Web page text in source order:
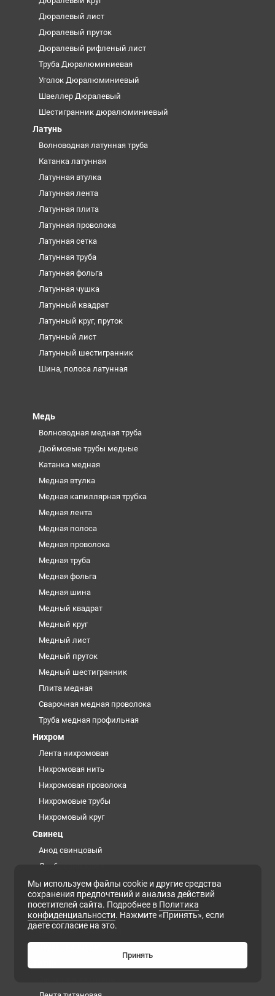
Дюралевый лист
Дюралевый пруток
Дюралевый рифленый лист
Труба Дюралюминиевая
Уголок Дюралюминиевый
Швеллер Дюралевый
Шестигранник дюралюминиевый
Латунь
Волноводная латунная труба
Катанка латунная
Латунная втулка
Латунная лента
Латунная плита
Латунная проволока
Латунная сетка
Латунная труба
Латунная фольга
Латунная чушка
Латунный квадрат
Латунный круг, пруток
Латунный лист
Латунный шестигранник
Шина, полоса латунная
Медь
Волноводная медная труба
Дюймовые трубы медные
Катанка медная
Медная втулка
Медная капиллярная трубка
Медная лента
Медная полоса
Медная проволока
Медная труба
Медная фольга
Медная шина
Медный квадрат
Медный круг
Медный лист
Медный пруток
Медный шестигранник
Плита медная
Сварочная медная проволока
Труба медная профильная
Нихром
Лента нихромовая
Нихромовая нить
Нихромовая проволока
Нихромовые трубы
Нихромовый круг
Свинец
Анод свинцовый
Дробь свинцовая
Кирпич свинцовый
Лист свинцовый
Роль свинцовая
Свинцовая проволока
Мы используем файлы cookie и другие средства
сохранения предпочтений и анализа действий
посетителей сайта. Подробнее в Политика
конфиденциальности. Нажмите «Принять», если
даете согласие на это.
Принять